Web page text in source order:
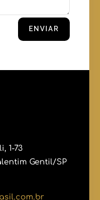
ENVIAR
1-73
Gentil/SP